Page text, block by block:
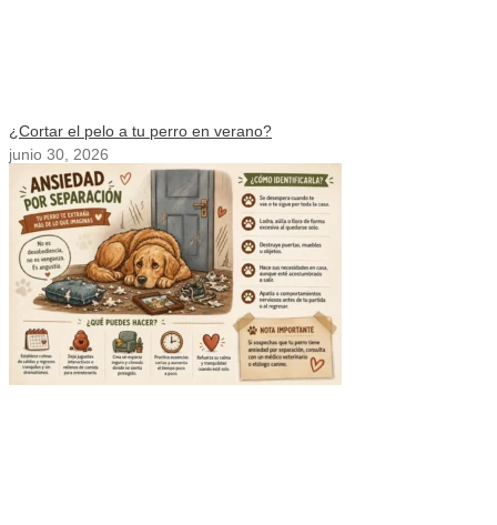
¿Cortar el pelo a tu perro en verano?
junio 30, 2026